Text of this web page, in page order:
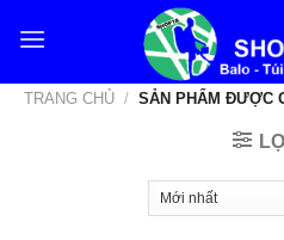
qua
dungTRANG CHỦ / SẢN PHẨM ĐƯỢC